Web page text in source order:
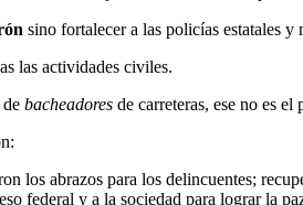
sino fortalecer a las policías estatales y
las actividades civiles.
bacheadores de carreteras, ese no es
los abrazos para los delincuentes;
federal y a la sociedad para lograr la